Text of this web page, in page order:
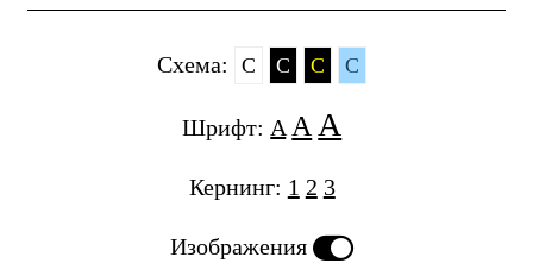
Cхема: C C C C
Шрифт: A A A
Кернинг: 1 2 3
Изображения